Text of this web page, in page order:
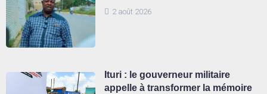
2 août 2026
Ituri : le gouverneur militaire
appelle à transformer la mémoire